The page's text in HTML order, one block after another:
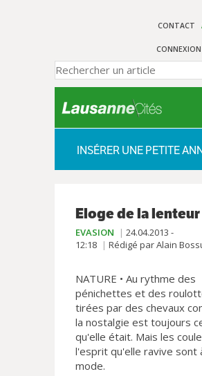
CONTACT
CONNEXION
INSÉRER UNE PETITE
Eloge de la lenteur
EVASION
24.04.2013 -
12:18
Rédigé par Alain
NATURE • Au rythme des
pénichettes et des
tirées par des chevaux
la nostalgie est toujours
qu'elle était. Mais les
l'esprit qu'elle ravive sont
mode.